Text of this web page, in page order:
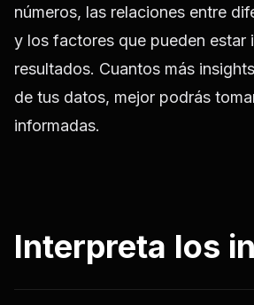
números, las relaciones entre
y los factores que pueden estar
resultados. Cuantos más
de tus datos, mejor podrás
informadas.
Interpreta los